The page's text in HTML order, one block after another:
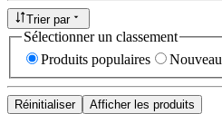
Trier par
Sélectionner un classement
Produits populaires
Nouveau
Réinitialiser
Afficher les produits